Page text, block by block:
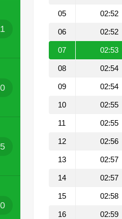
05 02:52
06 02:52
07 02:53
08 02:54
09 02:54
10 02:55
11 02:55
12 02:56
13 02:57
14 02:57
15 02:58
16 02:59